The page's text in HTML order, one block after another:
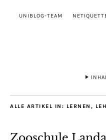
UNIBLOG-TEAM
ALLE ARTIKEL IN: LERNEN,